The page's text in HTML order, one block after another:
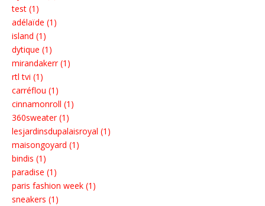
test (1)
adélaïde (1)
island (1)
dytique (1)
mirandakerr (1)
rtl tvi (1)
carréflou (1)
cinnamonroll (1)
360sweater (1)
lesjardinsdupalaisroyal (1)
maisongoyard (1)
bindis (1)
paradise (1)
paris fashion week (1)
sneakers (1)